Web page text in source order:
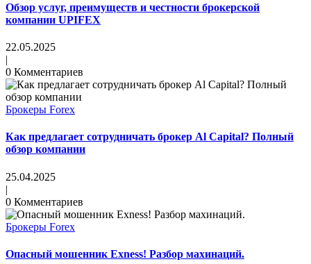
Обзор услуг, преимуществ и честности брокерской
компании UPIFEX
22.05.2025
|
0 Комментариев
Брокеры Forex
Как предлагает сотрудничать брокер Al Capital? Полный
обзор компании
25.04.2025
|
0 Комментариев
Брокеры Forex
Опасный мошенник Exness! Разбор махинаций.